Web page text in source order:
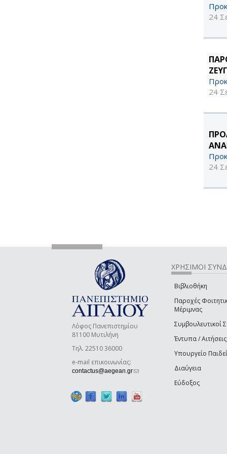
24
24
24
Λόφος Πανεπιστημίου
81100 Μυτιλήνη
Τηλ. 22510 36000
e-mail επικοινωνίας:
contactus@aegean.gr(link sends e-mail)
ΧΡΗΣΙΜΟΙ
Βιβλιοθήκη
Παροχές
Μέριμνας
Συμβουλευτικοί
Έντυπα / Αιτήσεις
Υπουργείο
Διαύγεια
Εύδοξος